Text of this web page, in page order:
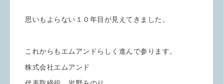
思いもよらない１０年目が見えてきました。
これからもエムアンドらしく進んで参ります。
株式会社エムアンド